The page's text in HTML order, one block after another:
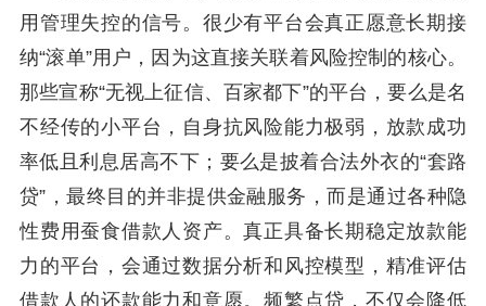
用管理失控的信号。很少有平台会真正愿意长期接
纳“滚单”用户，因为这直接关联着风险控制的核心。
那些宣称“无视上征信、百家都下”的平台，要么是名
不经传的小平台，自身抗风险能力极弱，放款成功
率低且利息居高不下；要么是披着合法外衣的“套路
贷”，最终目的并非提供金融服务，而是通过各种隐
性费用蚕食借款人资产。真正具备长期稳定放款能
力的平台，会通过数据分析和风控模型，精准评估
借款人的还款能力和意愿。频繁点贷，不仅会降低